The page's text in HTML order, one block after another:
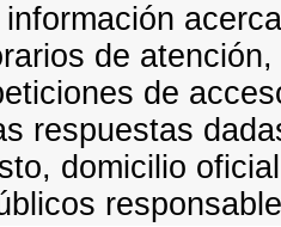
de
de
respuestas
domicilio